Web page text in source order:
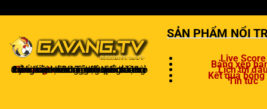
Gavangtv không chỉ là nơi xem bóng mà còn là một cộng đồng để người hâm mộ kết nối và trao đổi cảm xúc. Trong quá trình theo dõi, khán giả có thể chia sẻ ý kiến, dự đoán kết quả hoặc thảo luận về chiến thuật của đội bóng.
SẢN PHẨM NỔI
Live Score
Bảng xếp
Lịch thi
Kết quả bóng
Tin tức